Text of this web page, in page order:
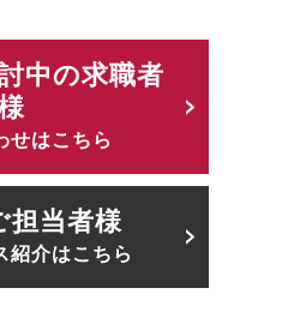
中の求職者
せはこちら
担当者様
紹介はこちら